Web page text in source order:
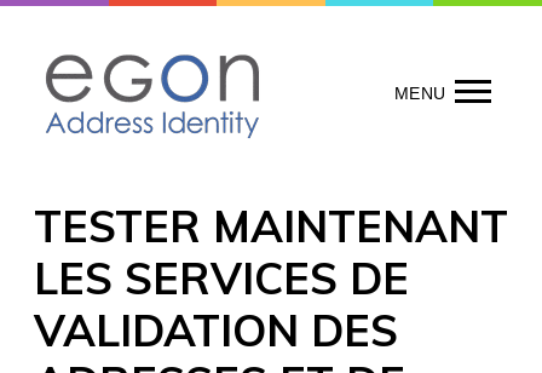
content
MENU
TESTER MAINTENANT
LES SERVICES DE
VALIDATION DES